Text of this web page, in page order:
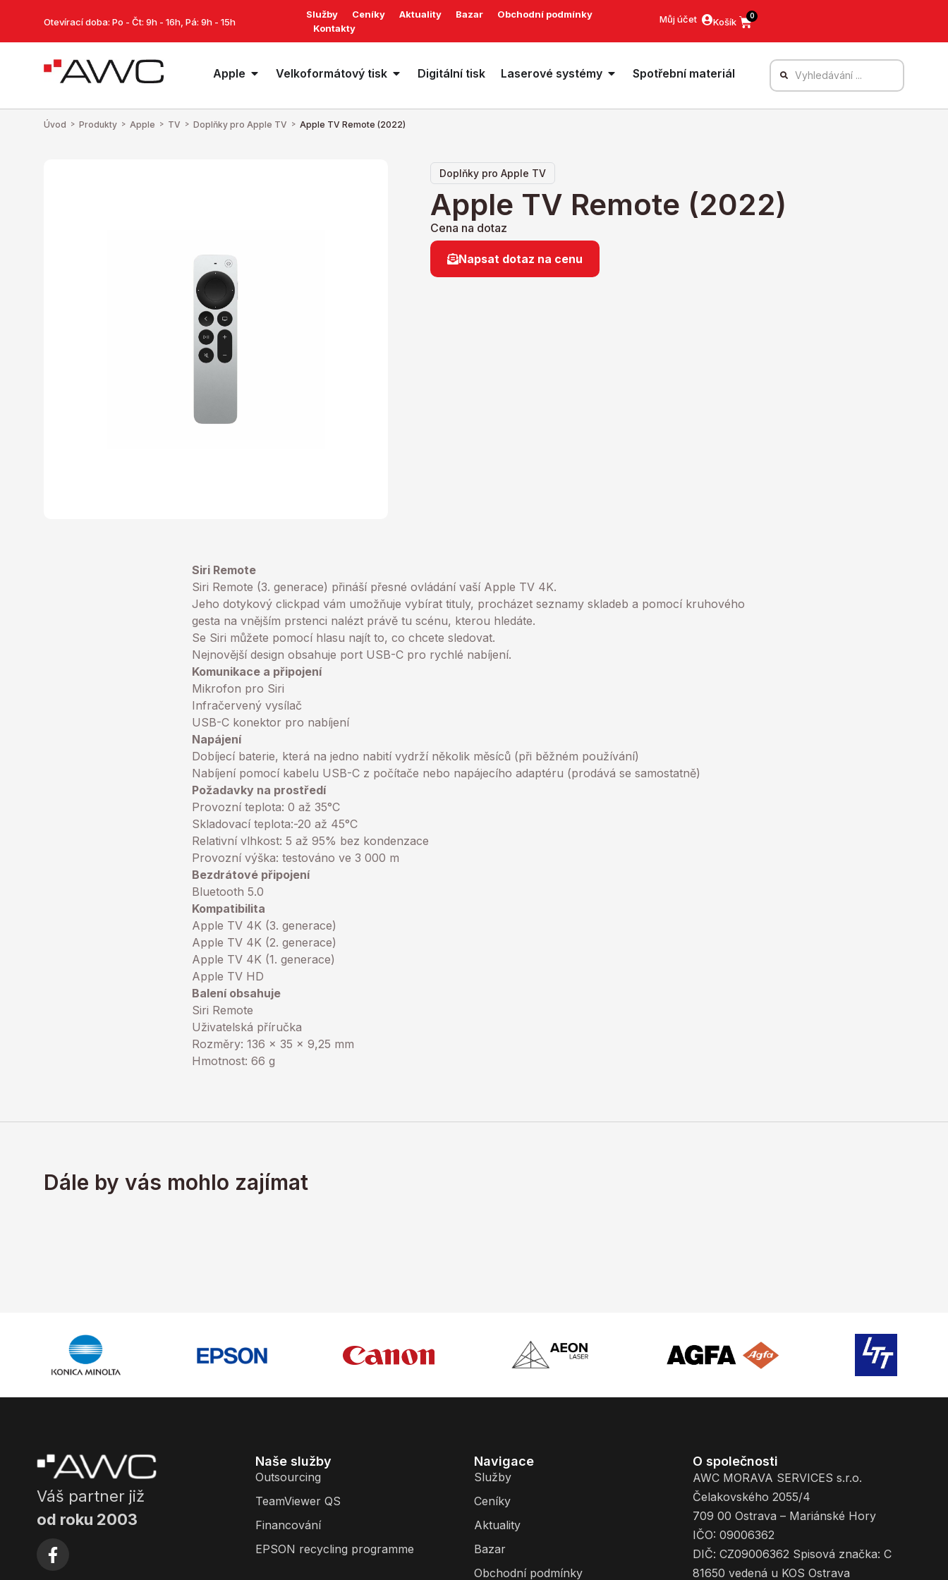
Otevírací doba: Po - Čt: 9h - 16h, Pá: 9h - 15h
Služby Ceníky Aktuality Bazar
Obchodní podmínky
Kontakty
Můj účet 0
Apple Velkoformátový tisk Digitální tisk Laserové systémy Spotřební materiál
Úvod > Produkty > Apple > TV > Doplňky pro Apple TV > Apple TV Remote (2022)
Doplňky pro Apple TV
Apple TV Remote (2022)
Cena na dotaz
Napsat dotaz na cenu
Siri Remote
Siri Remote (3. generace) přináší přesné ovládání vaší Apple TV 4K.
Jeho dotykový clickpad vám umožňuje vybírat tituly, procházet seznamy skladeb a pomocí kruhového
gesta na vnějším prstenci nalézt právě tu scénu, kterou hledáte.
Se Siri můžete pomocí hlasu najít to, co chcete sledovat.
Nejnovější design obsahuje port USB-C pro rychlé nabíjení.
Komunikace a připojení
Mikrofon pro Siri
Infračervený vysílač
USB-C konektor pro nabíjení
Napájení
Dobíjecí baterie, která na jedno nabití vydrží několik měsíců (při běžném používání)
Nabíjení pomocí kabelu USB-C z počítače nebo napájecího adaptéru (prodává se samostatně)
Požadavky na prostředí
Provozní teplota: 0 až 35°C
Skladovací teplota:-20 až 45°C
Relativní vlhkost: 5 až 95% bez kondenzace
Provozní výška: testováno ve 3 000 m
Bezdrátové připojení
Bluetooth 5.0
Kompatibilita
Apple TV 4K (3. generace)
Apple TV 4K (2. generace)
Apple TV 4K (1. generace)
Apple TV HD
Balení obsahuje
Siri Remote
Uživatelská příručka
Rozměry: 136 x 35 x 9,25 mm
Hmotnost: 66 g
Dále by vás mohlo zajímat
Váš partner již
od roku 2003
Naše služby
Outsourcing
TeamViewer QS
Financování
EPSON recycling programme
Navigace
Služby
Ceníky
Aktuality
Bazar
Obchodní podmínky
O společnosti
AWC MORAVA SERVICES s.r.o.
Čelakovského 2055/4
709 00 Ostrava – Mariánské Hory
IČO: 09006362
DIČ: CZ09006362 Spisová značka: C
81650 vedená u KOS Ostrava